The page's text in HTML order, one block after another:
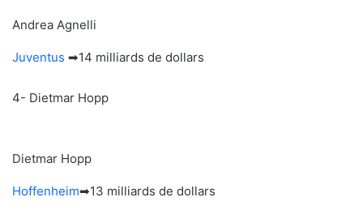
Andrea Agnelli
Juventus ➡14 milliards de dollars
4- Dietmar Hopp
Dietmar Hopp
Hoffenheim➡13 milliards de dollars